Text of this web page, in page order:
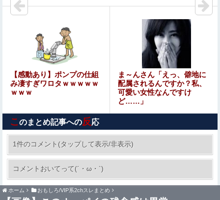
大竹しのぶ「戦争放棄の国であり続けよう」←この投稿が
楽しんご「ジャンポケ斉藤さんを貶めた女は気色悪いとか
言ってる癖にフ●ラするとか口だけは素直なんだな！週刊
誌から金もらってるだろ」
河出奈都美アナ ニットの●●、谷間チラ！！
【衝撃動画】アメリカ人なら絶対目が覚める目覚まし時計
【悲報】プロゲーマーさん、加藤純一信者を怒らせてしま
った結果、好き嫌い5位にwwwwwwww
【閲覧注意】サッカーの試合中に落雷、選手1人
が即死する瞬間が「伝説級の映像」だと話題
に・・・
彼女がタヒんだ。悲しみに暮れながらも彼女の分まで精一
【感動あり】ポンプの仕組
み凄すぎワロタｗｗｗｗｗ
ｗｗｗ
ま～んさん「えっ、僻地に
配属されるんですか？私、
可愛い女性なんですけ
ど……」
こ のまとめ記事への反応
1件のコメント(タップして表示/非表示)
コメントおいてって(´・ω・`)
ホーム おもしろ/VIP系2chスレまとめ